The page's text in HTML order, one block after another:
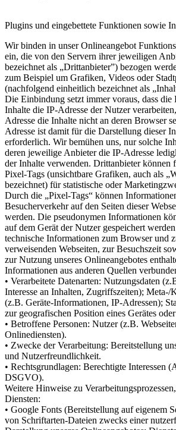
Plugins und eingebettete Funktionen sowie
Wir binden in unser Onlineangebot
ein, die von den Servern ihrer jeweiligen
bezeichnet als „Drittanbieter”) bezogen
zum Beispiel um Grafiken, Videos oder
(nachfolgend einheitlich bezeichnet als
Die Einbindung setzt immer voraus, dass die
Inhalte die IP-Adresse der Nutzer
Adresse die Inhalte nicht an deren Browser
Adresse ist damit für die Darstellung dieser
erforderlich. Wir bemühen uns, nur solche
deren jeweilige Anbieter die IP-Adresse
der Inhalte verwenden. Drittanbieter können
Pixel-Tags (unsichtbare Grafiken, auch als
bezeichnet) für statistische oder
Durch die „Pixel-Tags“ können
Besucherverkehr auf den Seiten dieser
werden. Die pseudonymen Informationen
auf dem Gerät der Nutzer gespeichert
technische Informationen zum Browser und
verweisenden Webseiten, zur Besuchszeit
zur Nutzung unseres Onlineangebotes
Informationen aus anderen Quellen
• Verarbeitete Datenarten: Nutzungsdaten
Interesse an Inhalten, Zugriffszeiten); Meta-/
(z.B. Geräte-Informationen, IP-Adressen);
zur geografischen Position eines Gerätes
• Betroffene Personen: Nutzer (z.B.
Onlinediensten).
• Zwecke der Verarbeitung: Bereitstellung
und Nutzerfreundlichkeit.
• Rechtsgrundlagen: Berechtigte Interessen
DSGVO).
Weitere Hinweise zu
Diensten:
• Google Fonts (Bereitstellung auf eigenem
von Schriftarten-Dateien zwecks einer